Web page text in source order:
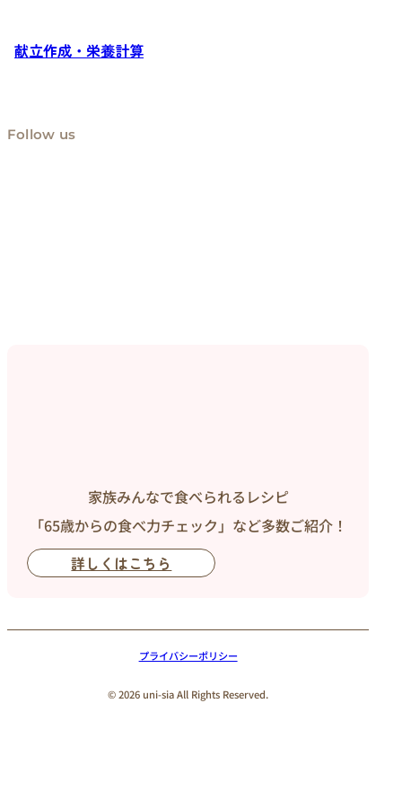
献立作成・栄養計算
Follow us
家族みんなで食べられるレシピ
「65歳からの食べ力チェック」など多数ご紹介！
詳しくはこちら
プライバシーポリシー
© 2026 uni-sia All Rights Reserved.